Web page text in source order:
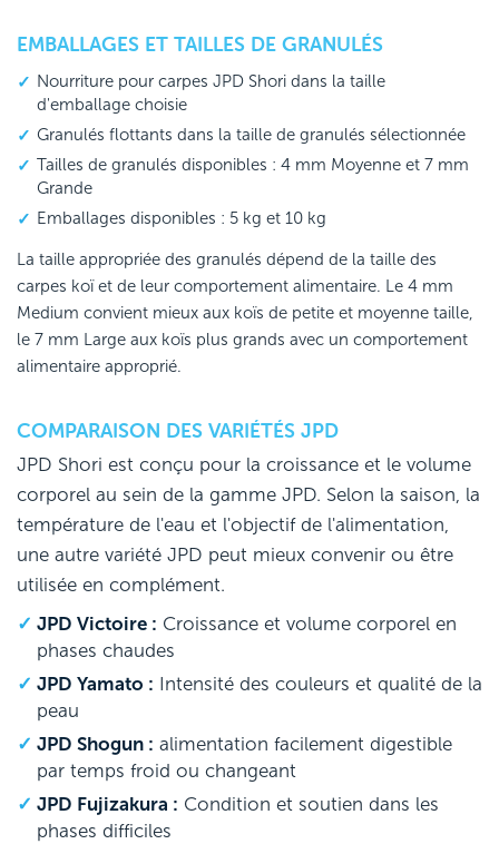
EMBALLAGES ET TAILLES DE GRANULÉS
Nourriture pour carpes JPD Shori dans la taille
d'emballage choisie
Granulés flottants dans la taille de granulés sélectionnée
Tailles de granulés disponibles : 4 mm Moyenne et 7 mm
Grande
Emballages disponibles : 5 kg et 10 kg
La taille appropriée des granulés dépend de la taille des
carpes koï et de leur comportement alimentaire. Le 4 mm
Medium convient mieux aux koïs de petite et moyenne taille,
le 7 mm Large aux koïs plus grands avec un comportement
alimentaire approprié.
COMPARAISON DES VARIÉTÉS JPD
JPD Shori est conçu pour la croissance et le volume
corporel au sein de la gamme JPD. Selon la saison, la
température de l'eau et l'objectif de l'alimentation,
une autre variété JPD peut mieux convenir ou être
utilisée en complément.
JPD Victoire : Croissance et volume corporel en
phases chaudes
JPD Yamato : Intensité des couleurs et qualité de la
peau
JPD Shogun : alimentation facilement digestible
par temps froid ou changeant
JPD Fujizakura : Condition et soutien dans les
phases difficiles